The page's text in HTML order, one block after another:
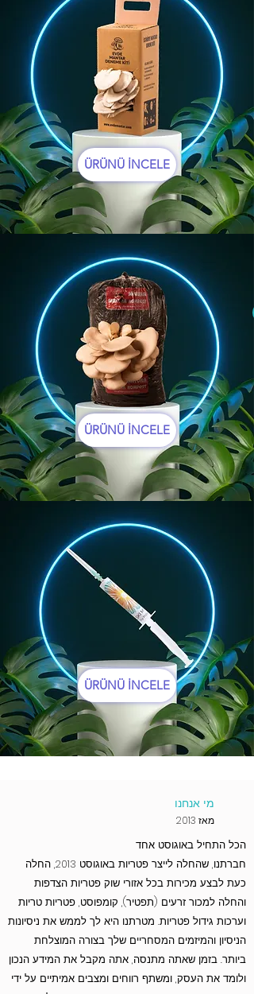
ÜRÜNÜ İNCELE
ÜRÜNÜ İNCELE
ÜRÜNÜ İNCELE
Abone Ol
מי אנחנו
מאז 2013
הכל התחיל באוגוסט אחד
חברתנו, שהחלה לייצר פטריות באוגוסט 2013, החלה
כעת לבצע מכירות בכל אזורי שוק פטריות הצדפות
והחלה למכור זרעים (תפטיר), קומפוסט, פטריות טריות
וערכות גידול פטריות. מטרתנו היא לך לממש את ניסיונות
הניסיון והמיזמים המסחריים שלך בצורה המוצלחת
ביותר. בזמן שאתה מתנסה, אתה מקבל את המידע הנכון
ולומד את העסק, ומשתף רווחים ומצבים אמיתיים על ידי